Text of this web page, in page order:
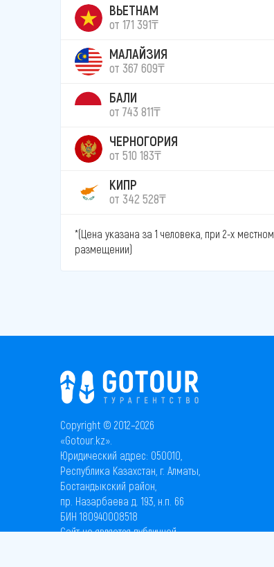
ВЬЕТНАМ
от 171 391₸
МАЛАЙЗИЯ
от 367 609₸
БАЛИ
от 743 811₸
ЧЕРНОГОРИЯ
от 510 183₸
КИПР
от 342 528₸
*(Цена указана за 1 человека, при 2-х местном
размещении)
Copyright © 2012–2026
«Gotour.kz».
Юридический адрес: 050010,
Республика Казахстан, г. Алматы,
Бостандыкский район,
пр. Назарбаева д. 193, н.п. 66
БИН 180940008518
Сайт не является публичной